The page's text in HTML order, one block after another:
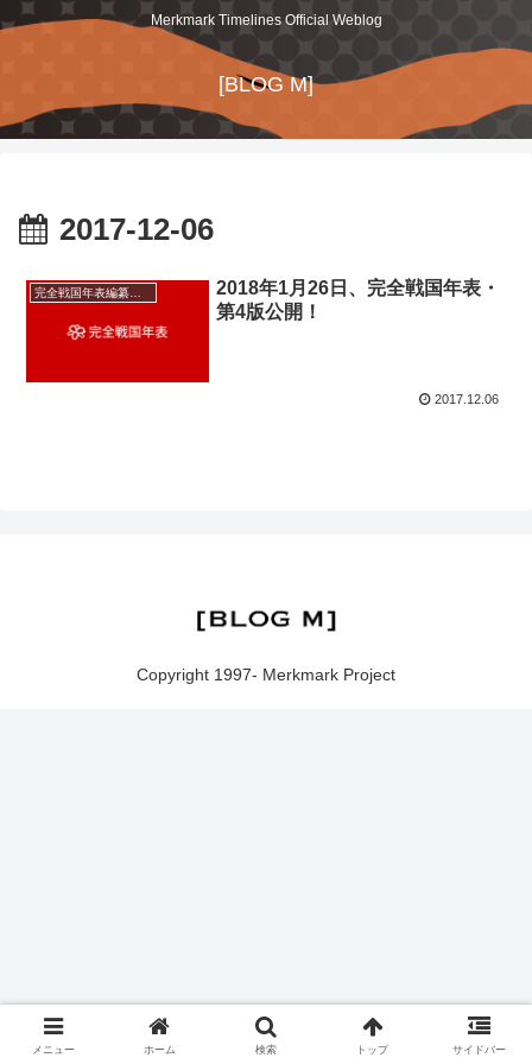
Merkmark Timelines Official Weblog
[BLOG M]
2017-12-06
完全戦国年表編纂後記
2018年1月26日、完全戦国年表・
第4版公開！
2017.12.06
Copyright 1997- Merkmark Project
メニュー ホーム 検索 トップ サイドバー